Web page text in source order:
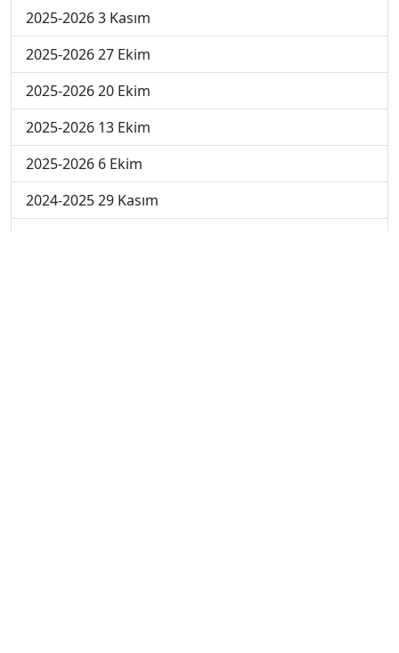
2025-2026 3 Kasım
2025-2026 27 Ekim
2025-2026 20 Ekim
2025-2026 13 Ekim
2025-2026 6 Ekim
2024-2025 29 Kasım